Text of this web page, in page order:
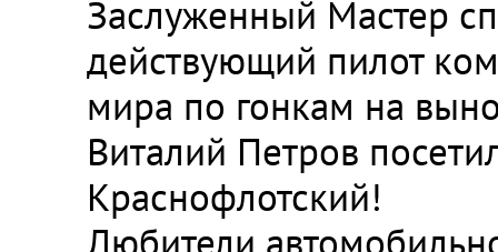
Заслуженный Мастер
действующий пилот
мира по гонкам на
Виталий Петров
Краснофлотский!